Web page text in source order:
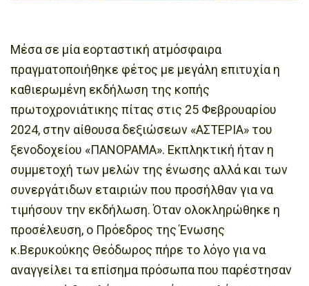
Μέσα σε μία εορταστική ατμόσφαιρα
πραγματοποιήθηκε φέτος με μεγάλη επιτυχία η
καθιερωμένη εκδήλωση της κοπής
πρωτοχρονιάτικης πίτας στις 25 Φεβρουαρίου
2024, στην αίθουσα δεξιώσεων «ΑΣΤΕΡΙΑ» του
ξενοδοχείου «ΠΑΝΟΡΑΜΑ». Εκπληκτική ήταν η
συμμετοχή των μελών της ένωσης αλλά και των
συνεργάτιδων εταιριών που προσήλθαν για να
τιμήσουν την εκδήλωση. Όταν ολοκληρώθηκε η
προσέλευση, ο Πρόεδρος της Ένωσης
κ.Βερυκούκης Θεόδωρος πήρε το λόγο για να
αναγγείλει τα επίσημα πρόσωπα που παρέστησαν